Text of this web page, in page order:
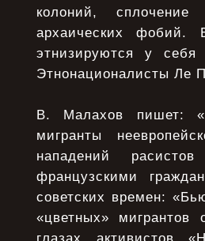
колоний,
архаических фобий.
этнизируются у
Этнонационалисты Ле
В. Малахов пишет:
мигранты
нападений
французскими
советских времен:
«цветных» мигрантов
глазах активистов